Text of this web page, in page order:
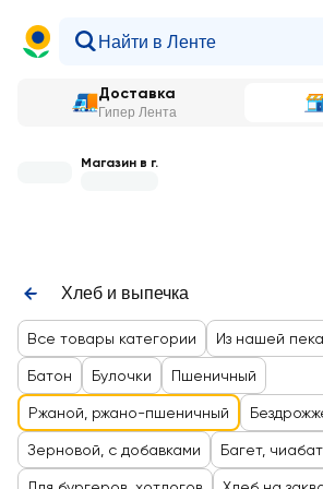
Доставка
Гипер Лента
Магазин в г.
Хлеб и выпечка
Все товары категории Из нашей
Батон Булочки Пшеничный
Ржаной, ржано-пшеничный
Зерновой, с добавками Багет,